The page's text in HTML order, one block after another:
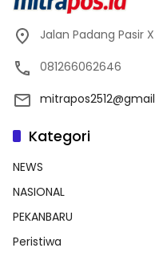
Jalan Padang Pasir
081266062646
Kategori
NEWS
NASIONAL
PEKANBARU
Peristiwa